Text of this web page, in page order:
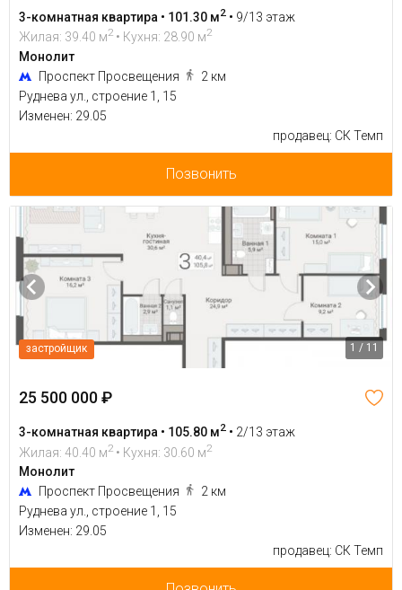
3-комнатная квартира • 101.30 м2 • 9/13 этаж
Жилая: 39.40 м2 • Кухня: 28.90 м2
Монолит
Проспект Просвещения
2 км
Руднева ул., строение 1, 15
Изменен: 29.05
продавец: СК Темп
Позвонить
застройщик 1 / 11
25 500 000 ₽
3-комнатная квартира • 105.80 м2 • 2/13 этаж
Жилая: 40.40 м2 • Кухня: 30.60 м2
Монолит
Проспект Просвещения
2 км
Руднева ул., строение 1, 15
Изменен: 29.05
продавец: СК Темп